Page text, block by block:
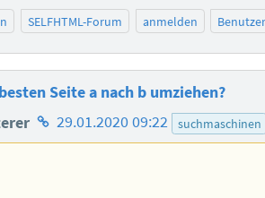
SELFHTML-Forum anmelden
Seite a nach b umziehen?
Homepage
des
29.01.2020 09:22 suchmaschinen